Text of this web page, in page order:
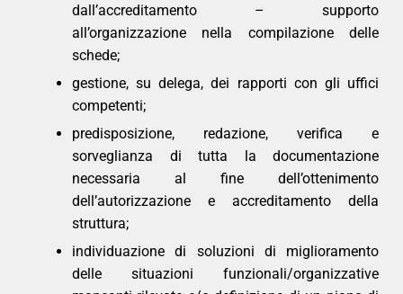
dall’accreditamento – supporto
all’organizzazione nella compilazione delle
schede;
gestione, su delega, dei rapporti con gli uffici
competenti;
predisposizione, redazione, verifica e
sorveglianza di tutta la documentazione
necessaria al fine dell’ottenimento
dell’autorizzazione e accreditamento della
struttura;
individuazione di soluzioni di miglioramento
delle situazioni funzionali/organizzative